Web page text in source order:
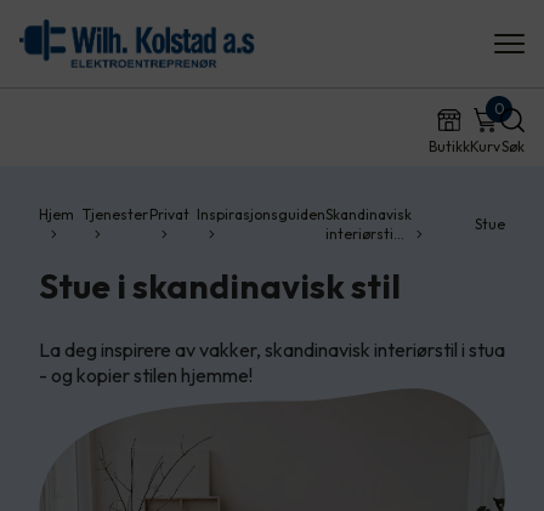
ButikkKurv
0
Søk
Hjem TjenesterPrivat InspirasjonsguidenSkandinavisk
interiørsti…
Stue
Stue i skandinavisk stil
La deg inspirere av vakker, skandinavisk interiørstil i stua
- og kopier stilen hjemme!